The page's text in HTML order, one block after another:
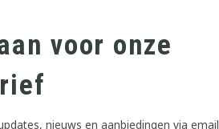
voor onze
nieuws en aanbiedingen via email